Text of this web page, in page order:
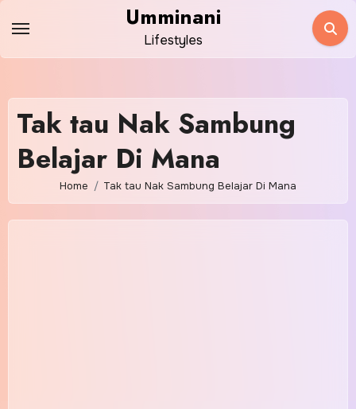
content
Umminani
Lifestyles
Tak tau Nak Sambung
Belajar Di Mana
Home Tak tau Nak Sambung Belajar Di Mana